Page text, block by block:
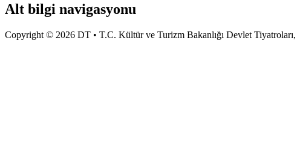
Alt bilgi navigasyonu
Copyright © 2026 DT • T.C. Kültür ve Turizm Bakanlığı Devlet Tiyatroları,